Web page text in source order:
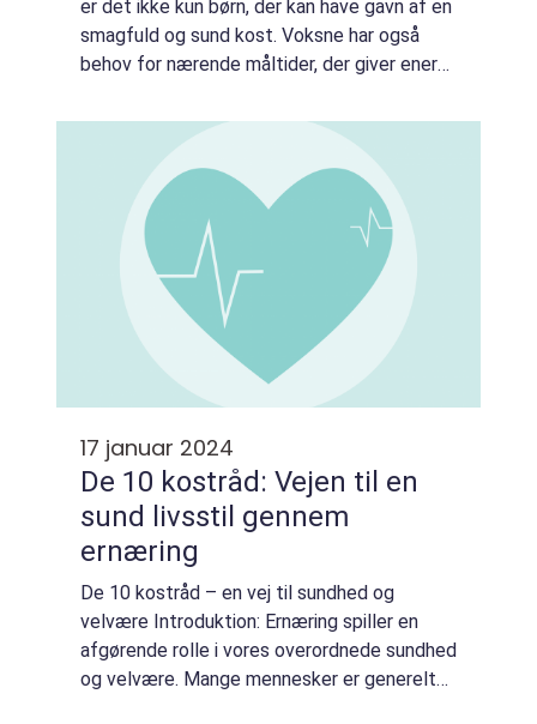
er det ikke kun børn, der kan have gavn af en
smagfuld og sund kost. Voksne har også
behov for nærende måltider, der giver energi
dagen. I denne artikel vil vi dykke n...
17 januar 2024
De 10 kostråd: Vejen til en
sund livsstil gennem
ernæring
De 10 kostråd – en vej til sundhed og
velvære Introduktion: Ernæring spiller en
afgørende rolle i vores overordnede sundhed
og velvære. Mange mennesker er generelt